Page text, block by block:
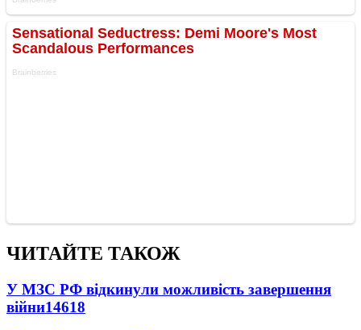
ЧИТАЙТЕ ТАКОЖ
У МЗС РФ відкинули можливість завершення
війни14618